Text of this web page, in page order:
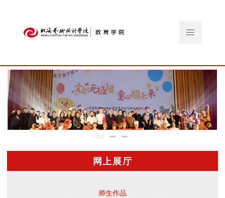
网上展厅
师生作品